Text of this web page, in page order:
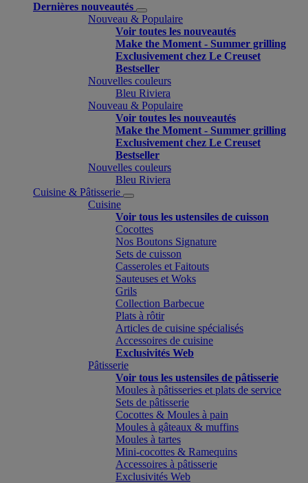
Dernières nouveautés
Nouveau & Populaire
Voir toutes les nouveautés
Make the Moment - Summer grilling
Exclusivement chez Le Creuset
Bestseller
Nouvelles couleurs
Bleu Riviera
Nouveau & Populaire
Voir toutes les nouveautés
Make the Moment - Summer grilling
Exclusivement chez Le Creuset
Bestseller
Nouvelles couleurs
Bleu Riviera
Cuisine & Pâtisserie
Cuisine
Voir tous les ustensiles de cuisson
Cocottes
Nos Boutons Signature
Sets de cuisson
Casseroles et Faitouts
Sauteuses et Woks
Grils
Collection Barbecue
Plats à rôtir
Articles de cuisine spécialisés
Accessoires de cuisine
Exclusivités Web
Pâtisserie
Voir tous les ustensiles de pâtisserie
Moules à pâtisseries et plats de service
Sets de pâtisserie
Cocottes & Moules à pain
Moules à gâteaux & muffins
Moules à tartes
Mini-cocottes & Ramequins
Accessoires à pâtisserie
Exclusivités Web